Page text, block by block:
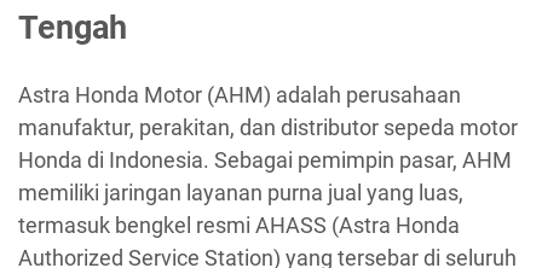
Tengah
Astra Honda Motor (AHM) adalah perusahaan
manufaktur, perakitan, dan distributor sepeda motor
Honda di Indonesia. Sebagai pemimpin pasar, AHM
memiliki jaringan layanan purna jual yang luas,
termasuk bengkel resmi AHASS (Astra Honda
Authorized Service Station) yang tersebar di seluruh